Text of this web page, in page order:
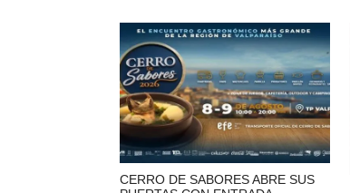
CERRO DE SABORES ABRE SUS